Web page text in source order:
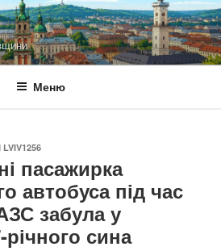
Меню
LVIV1256
пасажирка
автобуса під час
забула у
сина